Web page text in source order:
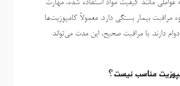
عواملی مانند کیفیت مواد استفاده شده، مهارت
مراقبت بیمار بستگی دارد. معمولاً کامپوزیت‌ها
7 سال دوام دارند. با مراقبت صحیح، این مدت می‌تواند
مناسب نیست؟